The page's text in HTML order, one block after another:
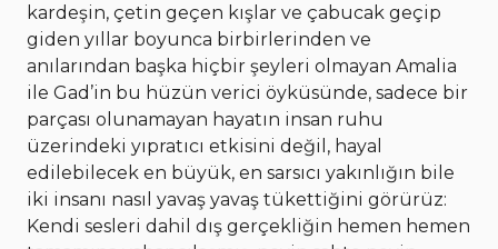
kardeşin, çetin geçen kışlar ve çabucak geçip
giden yıllar boyunca birbirlerinden ve
anılarından başka hiçbir şeyleri olmayan Amalia
ile Gad’in bu hüzün verici öyküsünde, sadece bir
parçası olunamayan hayatın insan ruhu
üzerindeki yıpratıcı etkisini değil, hayal
edilebilecek en büyük, en sarsıcı yakınlığın bile
iki insanı nasıl yavaş yavaş tükettiğini görürüz:
Kendi sesleri dahil dış gerçekliğin hemen hemen